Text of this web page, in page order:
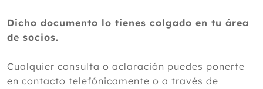
Dicho documento lo tienes colgado en tu área
de socios.
Cualquier consulta o aclaración puedes ponerte
en contacto telefónicamente o a través de